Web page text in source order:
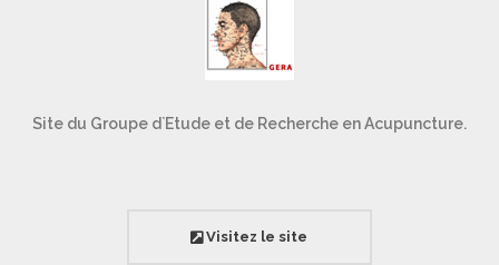
Site du Groupe d`Etude et de Recherche en Acupuncture.
Visitez le site